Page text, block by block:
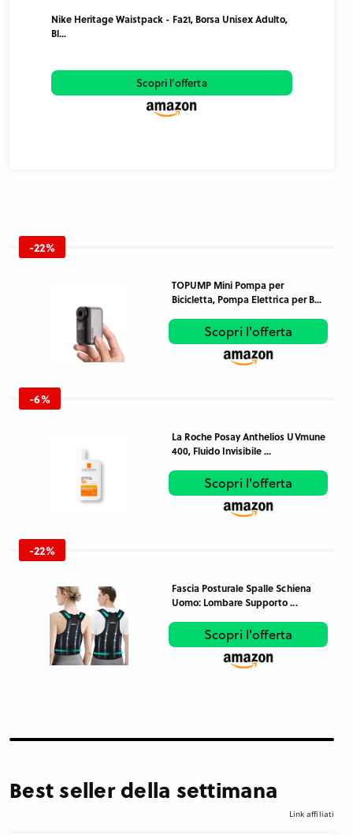
Nike Heritage Waistpack - Fa21, Borsa Unisex Adulto,
Bl...
Scopri l'offerta
-22%
TOPUMP Mini Pompa per
Bicicletta, Pompa Elettrica per B...
Scopri l'offerta
-6%
La Roche Posay Anthelios UVmune
400, Fluido Invisibile ...
Scopri l'offerta
-22%
Fascia Posturale Spalle Schiena
Uomo: Lombare Supporto ...
Scopri l'offerta
Best seller della settimana
Link affiliati